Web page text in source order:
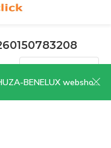
webshop | CLICK HERE NOW!